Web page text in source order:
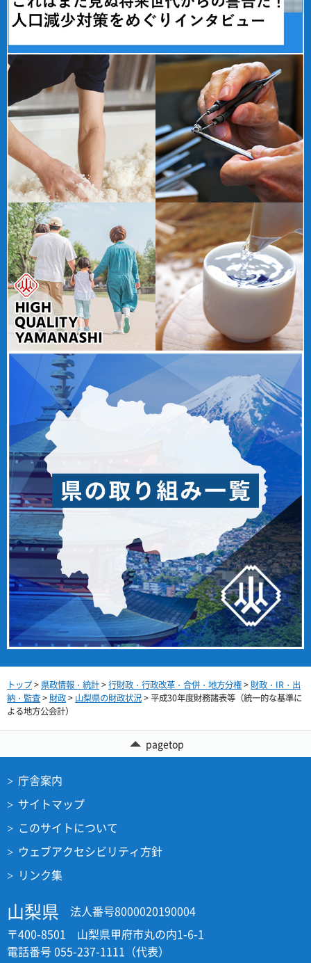
トップ> 県政情報・統計>行財政・行政改革・合併・地方分権> 財政・IR・出
納・監査> 財政> 山梨県の財政状況> 平成30年度財務諸表等（統一的な基準に
よる地方公会計）
pagetop
庁舎案内
サイトマップ
このサイトについて
ウェブアクセシビリティ方針
リンク集
山梨県
法人番号8000020190004
〒400-8501 山梨県甲府市丸の内1-6-1
電話番号 055-237-1111（代表）